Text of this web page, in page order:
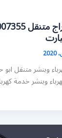
وبنشر متنقل
وبنشر خدمة